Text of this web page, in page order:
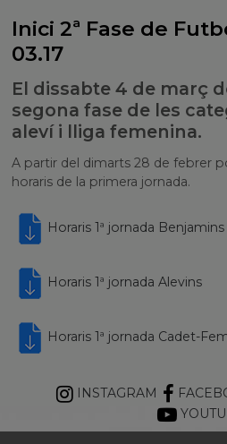
Inici 2ª Fase de
03.17
El dissabte 4 de març
segona fase de les
aleví i lliga femenina.
A partir del dimarts 28 de febrer
horaris de la primera jornada.
Horaris 1ª jornada Benjamins
Horaris 1ª jornada Alevins
Horaris 1ª jornada Cadet-
INSTAGRAM